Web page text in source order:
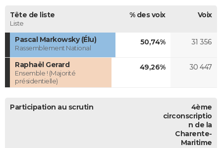
Tête de liste
Liste
% des voix Voix
Pascal Markowsky (Élu)
Rassemblement National
50,74% 31 356
Raphaël Gerard
Ensemble ! (Majorité
présidentielle)
49,26% 30 447
Participation au scrutin
4ème
circonscriptio
n de la
Charente-
Maritime